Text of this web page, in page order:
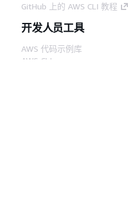
GitHub 上的 AWS CLI 教程
开发人员工具
AWS 代码示例库
AWS CLI